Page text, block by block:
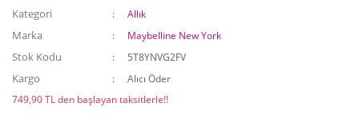
Kategori Allık
Marka Maybelline New York
Stok Kodu 5T8YNVG2FV
Kargo
Alıcı Öder
749,90 TL den başlayan taksitlerle!!